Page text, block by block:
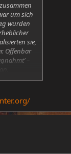
um sich
wurden
sie,
Offenbar
–
UFO
Wagen –
das
auf der